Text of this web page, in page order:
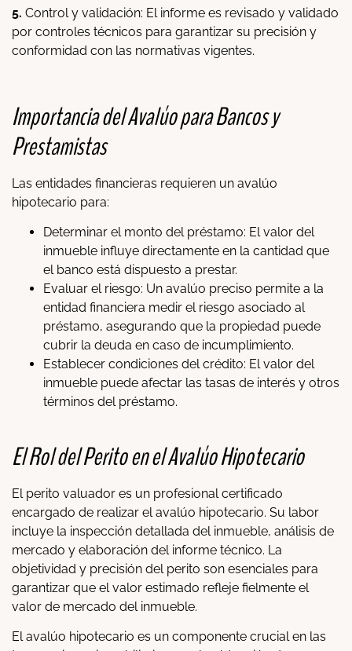
5. Control y validación: El informe es revisado y validado
por controles técnicos para garantizar su precisión y
conformidad con las normativas vigentes.
Importancia del Avalúo para Bancos y
Prestamistas
Las entidades financieras requieren un avalúo
hipotecario para:
Determinar el monto del préstamo: El valor del
inmueble influye directamente en la cantidad que
el banco está dispuesto a prestar.
Evaluar el riesgo: Un avalúo preciso permite a la
entidad financiera medir el riesgo asociado al
préstamo, asegurando que la propiedad puede
cubrir la deuda en caso de incumplimiento.
Establecer condiciones del crédito: El valor del
inmueble puede afectar las tasas de interés y otros
términos del préstamo.
El Rol del Perito en el Avalúo Hipotecario
El perito valuador es un profesional certificado
encargado de realizar el avalúo hipotecario. Su labor
incluye la inspección detallada del inmueble, análisis de
mercado y elaboración del informe técnico. La
objetividad y precisión del perito son esenciales para
garantizar que el valor estimado refleje fielmente el
valor de mercado del inmueble.
El avalúo hipotecario es un componente crucial en las